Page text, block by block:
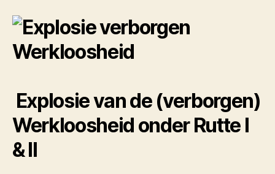
Explosie van de (verborgen)
Werkloosheid onder Rutte I
& II